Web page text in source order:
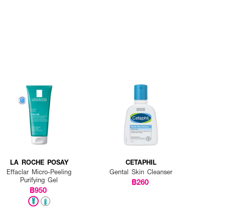
LA ROCHE POSAY
Effaclar Micro-Peeling
Purifying Gel
฿950
CETAPHIL
Gental Skin Cleanser
฿260